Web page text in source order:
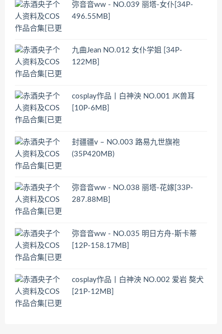
弥音音ww - NO.039 丽塔-女仆[34P-
496.55MB]
九曲Jean NO.012 女仆学姐 [34P-
122MB]
cosplay作品丨白神泱 NO.001 JK兽耳
[10P-6MB]
封疆疆v – NO.003 路易九世旗袍
(35P420MB)
弥音音ww - NO.038 丽塔-花嫁[33P-
287.88MB]
弥音音ww - NO.035 明日方舟-斯卡蒂
[12P-158.17MB]
cosplay作品丨白神泱 NO.002 爱岩 獒犬
[21P-12MB]